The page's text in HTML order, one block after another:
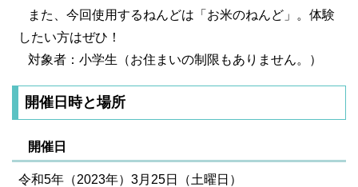
また、今回使用するねんどは「お米のねんど」。体験
したい方はぜひ！
対象者：小学生（お住まいの制限もありません。）
開催日時と場所
開催日
令和5年（2023年）3月25日（土曜日）